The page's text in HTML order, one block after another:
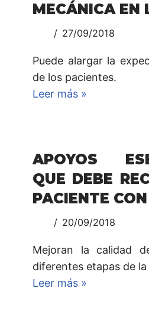
MECÁNICA EN
27/09/2018
Puede alargar la
de los pacientes.
Leer más »
APOYOS
QUE DEBE
PACIENTE
20/09/2018
Mejoran la calidad
diferentes etapas de
Leer más »